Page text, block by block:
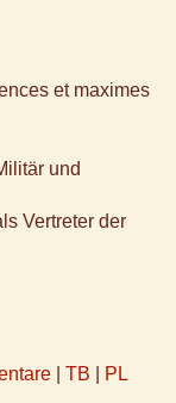
et maximes
und
Vertreter der
TB PL